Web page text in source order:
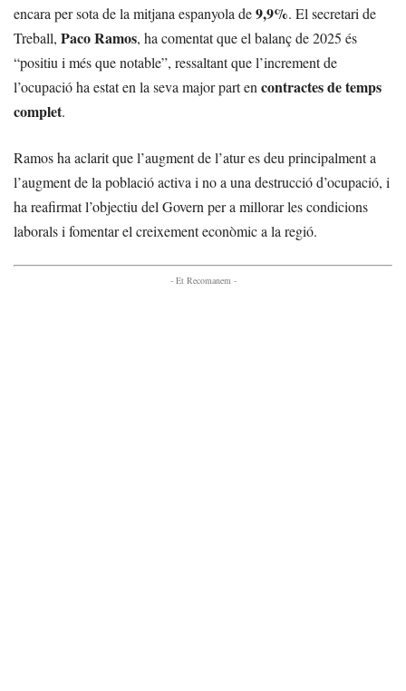
encara per sota de la mitjana espanyola de9,9%. El secretari de
Treball, Paco Ramos, ha comentat que el balanç de 2025 és
“positiu i més que notable”, ressaltant que l’increment de
l’ocupació ha estat en la seva major part en contractes de temps
complet.
Ramos ha aclarit que l’augment de l’atur es deu principalment a
l’augment de la població activa i no a una destrucció d’ocupació, i
ha reafirmat l’objectiu del Govern per a millorar les condicions
laborals i fomentar el creixement econòmic a la regió.
- Et Recomanem -